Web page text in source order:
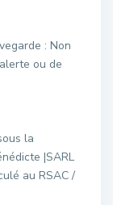
: Non
ou de
la
|SARL
au RSAC /